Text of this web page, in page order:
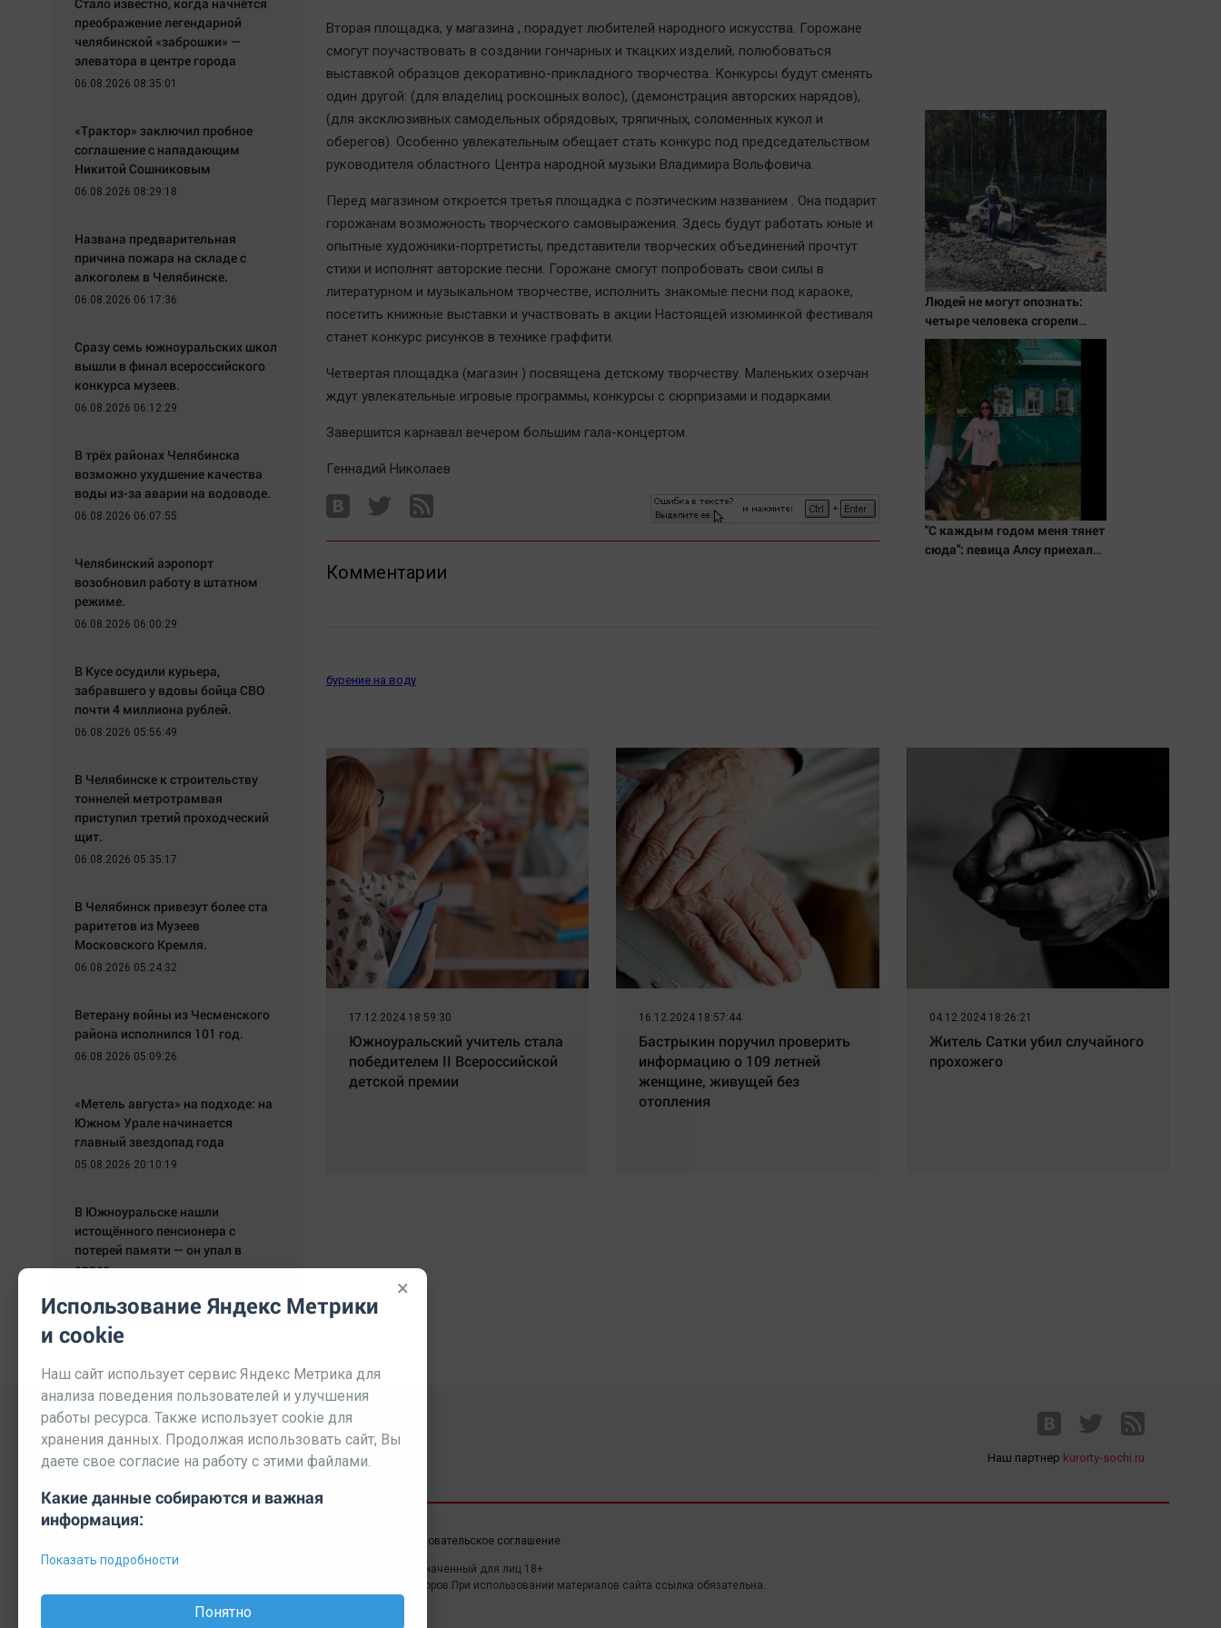
Вторая площадка, у магазина , порадует любителей народного искусства. Горожане
смогут поучаствовать в создании гончарных и ткацких изделий, полюбоваться
выставкой образцов декоративно-прикладного творчества. Конкурсы будут сменять
один другой: (для владелиц роскошных волос), (демонстрация авторских нарядов),
(для эксклюзивных самодельных обрядовых, тряпичных, соломенных кукол и
оберегов). Особенно увлекательным обещает стать конкурс под председательством
руководителя областного Центра народной музыки Владимира Вольфовича.
Перед магазином откроется третья площадка с поэтическим названием . Она подарит
горожанам возможность творческого самовыражения. Здесь будут работать юные и
опытные художники-портретисты, представители творческих объединений прочтут
стихи и исполнят авторские песни. Горожане смогут попробовать свои силы в
литературном и музыкальном творчестве, исполнить знакомые песни под караоке,
посетить книжные выставки и участвовать в акции Настоящей изюминкой фестиваля
станет конкурс рисунков в технике граффити.
Четвертая площадка (магазин ) посвящена детскому творчеству. Маленьких озерчан
ждут увлекательные игровые программы, конкурсы с сюрпризами и подарками.
Завершится карнавал вечером большим гала-концертом.
Геннадий Николаев
Комментарии
бурение на воду
Людей не могут опознать:
четыре человека сгорели
заживо в страшном ДТП на
трассе 07/08/2026 – Новости
"С каждым годом меня тянет
сюда": певица Алсу приехала
17.12.2024 18:59:30
Южноуральский учитель стала
победителем II Всероссийской
детской премии
16.12.2024 18:57:44
Бастрыкин поручил проверить
информацию о 109 летней
женщине, живущей без
отопления
04.12.2024 18:26:21
Житель Сатки убил случайного
прохожего
преображение легендарной
челябинской «заброшки» —
элеватора в центре города
06.08.2026 08:35:01
«Трактор» заключил пробное
соглашение с нападающим
Никитой Сошниковым
06.08.2026 08:29:18
Названа предварительная
причина пожара на складе с
алкоголем в Челябинске.
06.08.2026 06:17:36
Сразу семь южноуральских школ
вышли в финал всероссийского
конкурса музеев.
06.08.2026 06:12:29
В трёх районах Челябинска
возможно ухудшение качества
воды из-за аварии на водоводе.
06.08.2026 06:07:55
Челябинский аэропорт
возобновил работу в штатном
режиме.
06.08.2026 06:00:29
В Кусе осудили курьера,
забравшего у вдовы бойца СВО
почти 4 миллиона рублей.
06.08.2026 05:56:49
В Челябинске к строительству
тоннелей метротрамвая
приступил третий проходческий
щит.
06.08.2026 05:35:17
В Челябинск привезут более ста
раритетов из Музеев
Московского Кремля.
06.08.2026 05:24:32
Ветерану войны из Чесменского
района исполнился 101 год.
06.08.2026 05:09:26
«Метель августа» на подходе: на
Южном Урале начинается
главный звездопад года
05.08.2026 20:10:19
В Южноуральске нашли
истощённого пенсионера с
потерей памяти — он упал в
овраг.
Наш партнер kurorty-sochi.ru
Пользовательское соглашение
© 2026 МЕДИАЗАВОД — Сайт может содержать контент, предназначенный для лиц 18+
Мнение редакции может не совпадать с мнением отдельных авторов.При использовании материалов сайта ссылка обязательна.
×
Использование Яндекс Метрики
и cookie
Наш сайт использует сервис Яндекс Метрика для
анализа поведения пользователей и улучшения
работы ресурса. Также использует cookie для
хранения данных. Продолжая использовать сайт, Вы
даете свое согласие на работу с этими файлами.
Какие данные собираются и важная
информация:
Показать подробности
Понятно